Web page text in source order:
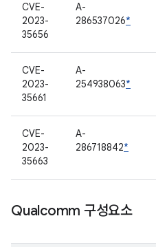
CVE-
2023-
35656
A-
286537026*
CVE-
2023-
35661
A-
254938063*
CVE-
2023-
35663
A-
286718842*
Qualcomm 구성요소